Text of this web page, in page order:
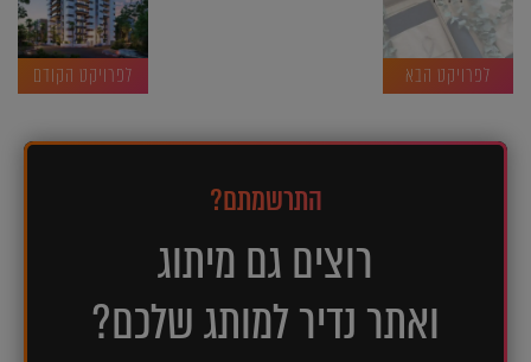
לפרויקט הבא לפרויקט הקודם
התרשמתם?
רוצים גם מיתוג
ואתר נדיר למותג שלכם?